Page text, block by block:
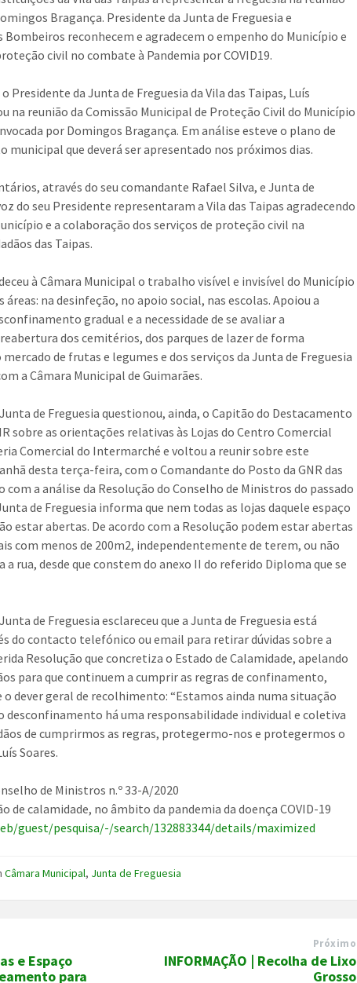
Bragança. Presidente da Junta de Freguesia e
Bombeiros reconhecem e agradecem o empenho do Município e
civil no combate à Pandemia por COVID19.
Presidente da Junta de Freguesia da Vila das Taipas, Luís
na reunião da Comissão Municipal de Proteção Civil do Município
por Domingos Bragança. Em análise esteve o plano de
municipal que deverá ser apresentado nos próximos dias.
através do seu comandante Rafael Silva, e Junta de
do seu Presidente representaram a Vila das Taipas agradecendo
e a colaboração dos serviços de proteção civil na
das Taipas.
à Câmara Municipal o trabalho visível e invisível do Município
áreas: na desinfeção, no apoio social, nas escolas. Apoiou a
gradual e a necessidade de se avaliar a
dos cemitérios, dos parques de lazer de forma
de frutas e legumes e dos serviços da Junta de Freguesia
a Câmara Municipal de Guimarães.
de Freguesia questionou, ainda, o Capitão do Destacamento
sobre as orientações relativas às Lojas do Centro Comercial
Comercial do Intermarché e voltou a reunir sobre este
desta terça-feira, com o Comandante do Posto da GNR das
com a análise da Resolução do Conselho de Ministros do passado
de Freguesia informa que nem todas as lojas daquele espaço
estar abertas. De acordo com a Resolução podem estar abertas
com menos de 200m2, independentemente de terem, ou não
rua, desde que constem do anexo II do referido Diploma que se
de Freguesia esclareceu que a Junta de Freguesia está
do contacto telefónico ou email para retirar dúvidas sobre a
Resolução que concretiza o Estado de Calamidade, apelando
para que continuem a cumprir as regras de confinamento,
dever geral de recolhimento: “Estamos ainda numa situação
desconfinamento há uma responsabilidade individual e coletiva
de cumprirmos as regras, protegermo-nos e protegermos o
Soares.
de Ministros n.º 33-A/2020
de calamidade, no âmbito da pandemia da doença COVID-19
guest/pesquisa/-/search/132883344/details/maximized
Câmara Municipal, Junta de Freguesia
e Espaço
para
Próximo
INFORMAÇÃO | Recolha de Lixo
Grosso